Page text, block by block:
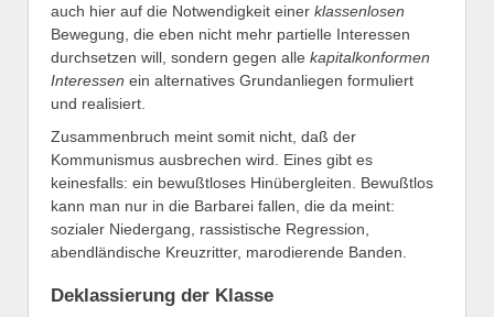
auch hier auf die Notwendigkeit einer klassenlosen
Bewegung, die eben nicht mehr partielle Interessen
durchsetzen will, sondern gegen alle kapitalkonformen
Interessen ein alternatives Grundanliegen formuliert
und realisiert.
Zusammenbruch meint somit nicht, daß der
Kommunismus ausbrechen wird. Eines gibt es
keinesfalls: ein bewußtloses Hinübergleiten. Bewußtlos
kann man nur in die Barbarei fallen, die da meint:
sozialer Niedergang, rassistische Regression,
abendländische Kreuzritter, marodierende Banden.
Deklassierung der Klasse